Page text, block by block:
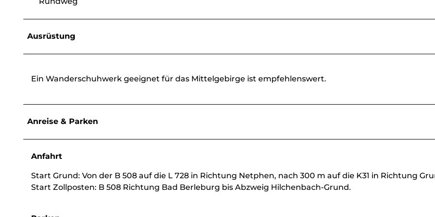
Ausrüstung
Ein Wanderschuhwerk geeignet für das Mittelgebirge ist empfehlenswert.
Anreise & Parken
Anfahrt
Start Grund: Von der B 508 auf die L 728 in Richtung Netphen, nach 300 m auf die K31 in Richtung
Start Zollposten: B 508 Richtung Bad Berleburg bis Abzweig Hilchenbach-Grund.